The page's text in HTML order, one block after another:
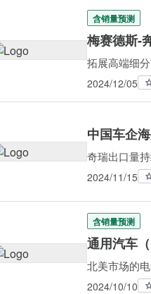
含销量预测
梅赛德斯-
拓展高端细
2024/12/05
中国车企
奇瑞出口量
2024/11/15
含销量预测
通用汽车
北美市场的
2024/10/10